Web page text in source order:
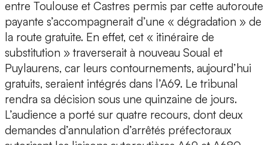
entre Toulouse et Castres permis par cette autoroute
payante s’accompagnerait d’une « dégradation » de
la route gratuite. En effet, cet « itinéraire de
substitution » traverserait à nouveau Soual et
Puylaurens, car leurs contournements, aujourd’hui
gratuits, seraient intégrés dans l’A69. Le tribunal
rendra sa décision sous une quinzaine de jours.
L’audience a porté sur quatre recours, dont deux
demandes d’annulation d’arrêtés préfectoraux